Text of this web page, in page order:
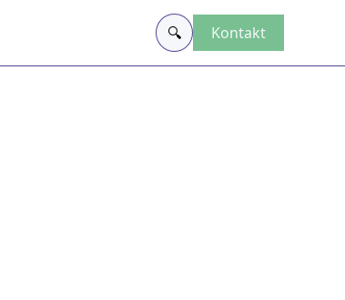
🔍 Kontakt